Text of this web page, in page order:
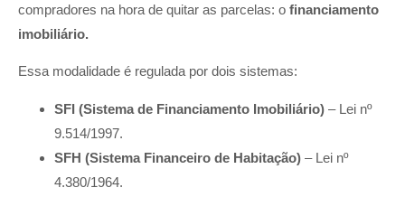
compradores na hora de quitar as parcelas: o financiamento
imobiliário.
Essa modalidade é regulada por dois sistemas:
SFI (Sistema de Financiamento Imobiliário) – Lei nº
9.514/1997.
SFH (Sistema Financeiro de Habitação) – Lei nº
4.380/1964.